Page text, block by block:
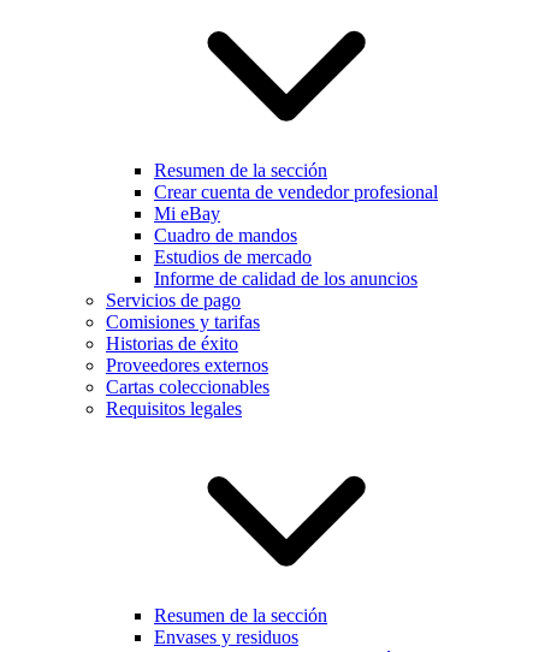
Resumen de la sección
Crear cuenta de vendedor profesional
Mi eBay
Cuadro de mandos
Estudios de mercado
Informe de calidad de los anuncios
Servicios de pago
Comisiones y tarifas
Historias de éxito
Proveedores externos
Cartas coleccionables
Requisitos legales
Resumen de la sección
Envases y residuos